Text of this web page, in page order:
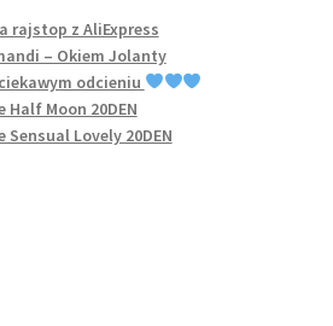
rajstop z AliExpress
– Okiem Jolanty
odcieniu
Half Moon 20DEN
Sensual Lovely 20DEN